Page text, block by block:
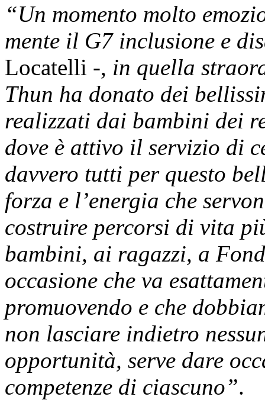
“Un momento molto
mente il G7 inclusione e
Locatelli -, in quella
Thun ha donato dei
realizzati dai bambini dei
dove è attivo il servizio di
davvero tutti per questo
forza e l’energia che
costruire percorsi di vita
bambini, ai ragazzi, a
occasione che va
promuovendo e che
non lasciare indietro
opportunità, serve dare
competenze di ciascuno”.